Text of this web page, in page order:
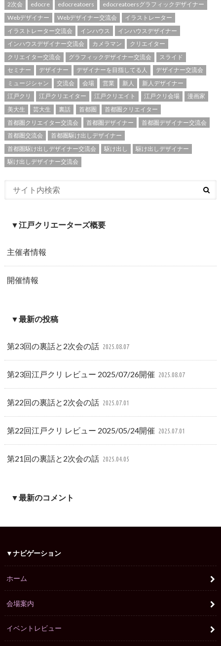
2次会 edocre edocreatoers
edocreatoersグラフィックデザイナー
Webデザイナー
Webデザイナー交流会
イラストレーター
イラストレーター交流会
インハウス
インハウスデザイナー
インハウスデザイナー交流会
カメラマン
クリエイター
クリエイター交流会
グラフィックデザイナー交流会
スライド
セミナー
デザイナー デザイナーを目指してる人
デザイナー交流会
ミュージシャン
交流会 会場 営業 新人
新人デザイナー
江戸クリ
江戸クリエイター 江戸クリエイト 江戸クリ会場
漫画家
美大生
芸大生 裏話 首都圏
首都圏クリエイター
首都圏クリエイター交流会
首都圏デザイナー
首都圏デザイナー交流会
首都圏交流会
首都圏駆け出しデザイナー
首都圏駆け出しデザイナー交流会
駆け出し
駆け出しデザイナー
駆け出しデザイナー交流会
▼江戸クリエーターズ概要
主催者情報
開催情報
▼最新の投稿
第23回の裏話と2次会の話 2025.08.07
第23回江戸クリ レビュー 2025/07/26開催 2025.08.07
第22回の裏話と2次会の話 2025.07.01
第22回江戸クリ レビュー 2025/05/24開催 2025.07.01
第21回の裏話と2次会の話 2025.04.05
▼最新のコメント
▼ナビゲーション
ホーム
会場案内
イベントレビュー